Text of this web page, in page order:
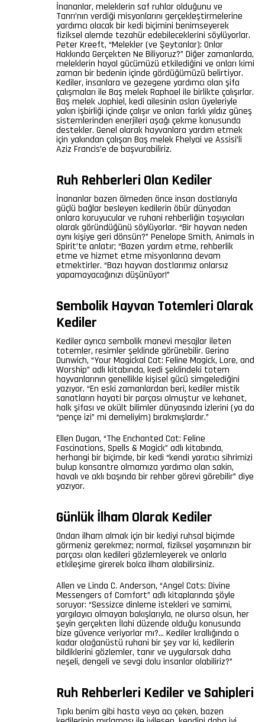
İnananlar, meleklerin saf ruhlar olduğunu ve
Tanrı’nın verdiği misyonlarını gerçekleştirmelerine
yardımcı olacak bir kedi biçimini benimseyerek
fiziksel alemde tezahür edebileceklerini söylüyorlar.
Peter Kreeft, “Melekler (ve Şeytanlar): Onlar
Hakkında Gerçekten Ne Biliyoruz?” Diğer zamanlarda,
meleklerin hayal gücümüzü etkilediğini ve onları kimi
zaman bir bedenin içinde gördüğümüzü belirtiyor.
Kediler, insanlara ve gezegene yardımcı olan şifa
çalışmaları ile Baş melek Raphael ile birlikte çalışırlar.
Baş melek Jophiel, kedi ailesinin aslan üyeleriyle
yakın işbirliği içinde çalışır ve onları farklı yıldız güneş
sistemlerinden enerjileri aşağı çekme konusunda
destekler. Genel olarak hayvanlara yardım etmek
için yakından çalışan Baş melek Fhelyai ve Assisi’li
Aziz Francis’e de başvurabiliriz.
Ruh Rehberleri Olan Kediler
İnananlar bazen ölmeden önce insan dostlarıyla
güçlü bağlar besleyen kedilerin öbür dünyadan
onlara koruyucular ve ruhani rehberliğin taşıyıcıları
olarak göründüğünü söylüyorlar. “Bir hayvan neden
aynı kişiye geri dönsün?” Penelope Smith, Animals in
Spirit’te anlatır; “Bazen yardım etme, rehberlik
etme ve hizmet etme misyonlarına devam
etmektirler. “Bazı hayvan dostlarımız onlarsız
yapamayacağınızı düşünüyor!”
Sembolik Hayvan Totemleri Olarak
Kediler
Kediler ayrıca sembolik manevi mesajlar ileten
totemler, resimler şeklinde görünebilir. Gerina
Dunwich, “Your Magickal Cat: Feline Magick, Lore, and
Worship” adlı kitabında, kedi şeklindeki totem
hayvanlarının genellikle kişisel gücü simgelediğini
yazıyor. “En eski zamanlardan beri, kediler mistik
sanatların hayati bir parçası olmuştur ve kehanet,
halk şifası ve okült bilimler dünyasında izlerini (ya da
“pençe izi” mi demeliyim) bırakmışlardır.”
Ellen Dugan, “The Enchanted Cat: Feline
Fascinations, Spells & Magick” adlı kitabında,
herhangi bir biçimde, bir kedi “kendi yaratıcı sihrimizi
bulup konsantre olmamıza yardımcı olan sakin,
havalı ve aklı başında bir rehber görevi görebilir” diye
yazıyor.
Günlük İlham Olarak Kediler
Ondan ilham almak için bir kediyi ruhsal biçimde
görmeniz gerekmez; normal, fiziksel yaşamınızın bir
parçası olan kedileri gözlemleyerek ve onlarla
etkileşime girerek bolca ilham alabilirsiniz.
Allen ve Linda C. Anderson, “Angel Cats: Divine
Messengers of Comfort” adlı kitaplarında şöyle
soruyor: “Sessizce dinleme istekleri ve samimi,
yargılayıcı olmayan bakışlarıyla, ne olursa olsun, her
şeyin gerçekten İlahi düzende olduğu konusunda
bize güvence veriyorlar mı?… Kediler krallığında o
kadar olağanüstü ruhani bir şey var ki, kedilerin
bildiklerini gözlemler, tanır ve uygularsak daha
neşeli, dengeli ve sevgi dolu insanlar olabiliriz?”
Ruh Rehberleri Kediler ve Sahipleri
Tıpkı benim gibi hasta veya acı çeken, bazen